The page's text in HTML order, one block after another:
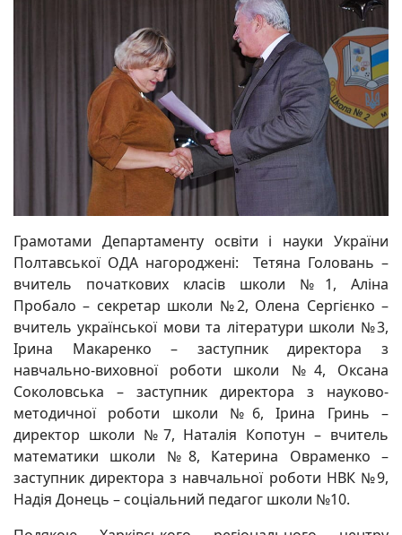
Грамотами Департаменту освіти і науки України
Полтавської ОДА нагороджені: Тетяна Головань –
вчитель початкових класів школи №1, Аліна
Пробало – секретар школи №2, Олена Сергієнко –
вчитель української мови та літератури школи №3,
Ірина Макаренко – заступник директора з
навчально-виховної роботи школи №4, Оксана
Соколовська – заступник директора з науково-
методичної роботи школи №6, Ірина Гринь –
директор школи №7, Наталія Копотун – вчитель
математики школи №8, Катерина Овраменко –
заступник директора з навчальної роботи НВК №9,
Надія Донець – соціальний педагог школи №10.